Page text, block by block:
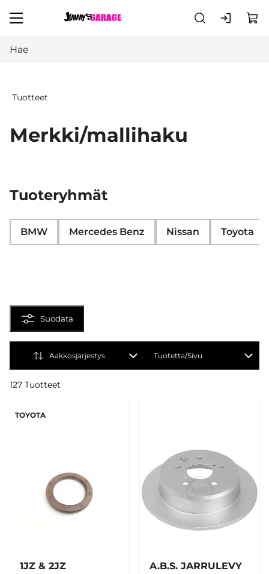
Tuotteet
Merkki/mallihaku
Tuoteryhmät
BMW Mercedes Benz Nissan Toyota
Suodata
Aakkosjärjestys Tuotetta/Sivu
127 Tuotteet
TOYOTA
1JZ & 2JZ
A.B.S. JARRULEVY